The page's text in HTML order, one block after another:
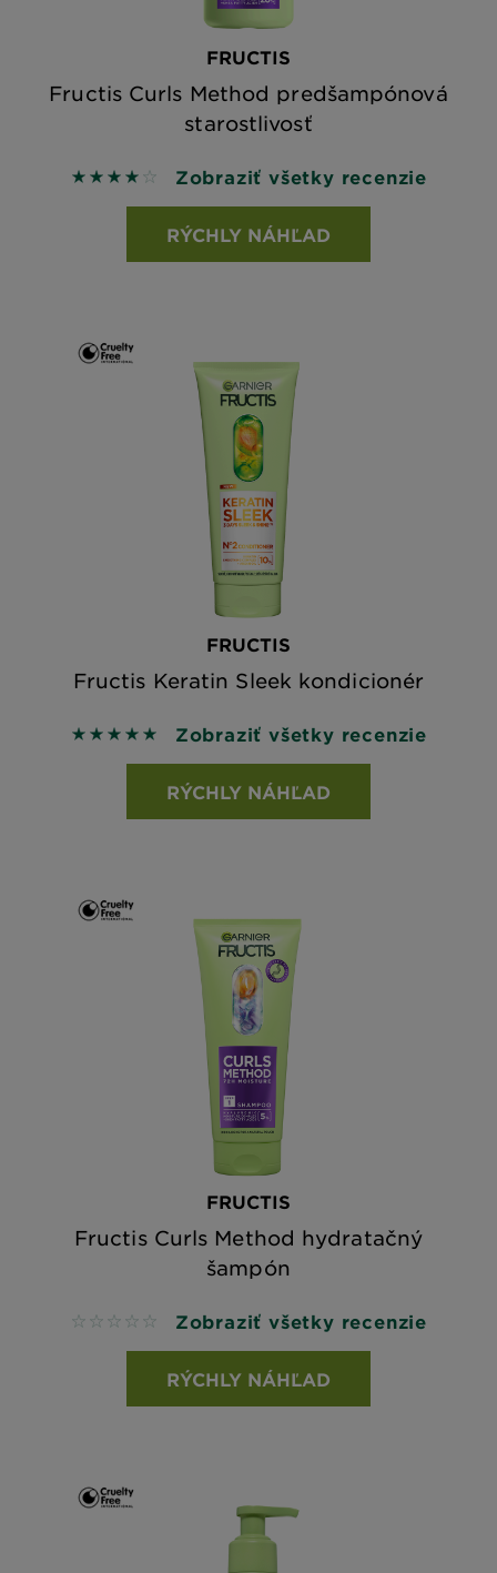
FRUCTIS
Fructis Curls Method predšampónová
starostlivosť
4 out of 5 stars based on reviews
Zobraziť všetky recenzie
RÝCHLY NÁHĽAD
FRUCTIS
Fructis Keratin Sleek kondicionér
5 out of 5 stars based on reviews
Zobraziť všetky recenzie
RÝCHLY NÁHĽAD
FRUCTIS
Fructis Curls Method hydratačný
šampón
No reviews Zobraziť všetky recenzie
RÝCHLY NÁHĽAD